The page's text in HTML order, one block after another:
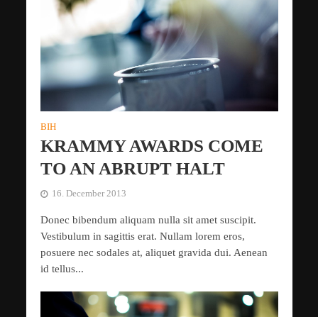
BIH
KRAMMY AWARDS COME
TO AN ABRUPT HALT
16. December 2013
Donec bibendum aliquam nulla sit amet suscipit.
Vestibulum in sagittis erat. Nullam lorem eros,
posuere nec sodales at, aliquet gravida dui. Aenean
id tellus...